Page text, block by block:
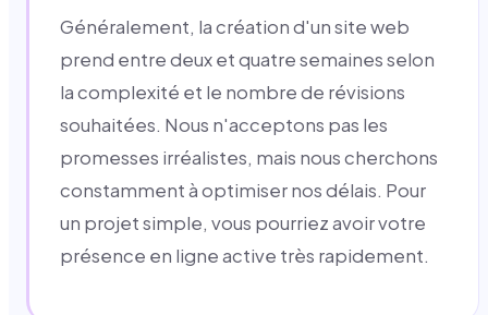
Généralement, la création d'un site web
prend entre deux et quatre semaines selon
la complexité et le nombre de révisions
souhaitées. Nous n'acceptons pas les
promesses irréalistes, mais nous cherchons
constamment à optimiser nos délais. Pour
un projet simple, vous pourriez avoir votre
présence en ligne active très rapidement.